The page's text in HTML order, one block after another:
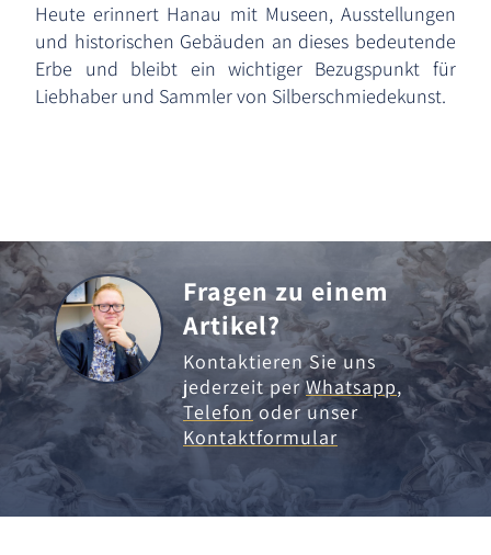
Heute erinnert Hanau mit Museen, Ausstellungen
und historischen Gebäuden an dieses bedeutende
Erbe und bleibt ein wichtiger Bezugspunkt für
Liebhaber und Sammler von Silberschmiedekunst.
Fragen zu einem
Artikel?
Kontaktieren Sie uns
jederzeit perWhatsapp,
Telefonoder unser
Kontaktformular